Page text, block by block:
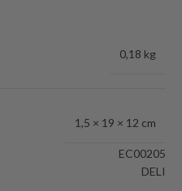
0,18 kg
1,5 × 19 × 12 cm
EC00205
DELI